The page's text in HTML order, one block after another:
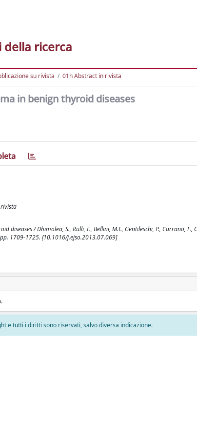
ricerca
su rivista 01h Abstract in rivista
in benign thyroid diseases
/ Dhimolea, S., Rulli, F., Bellini, M.I., Gentileschi, P., Carrano, F.,
pp. 1709-1725. [10.1016/j.ejso.2013.07.069]
e tutti i diritti sono riservati, salvo diversa indicazione.